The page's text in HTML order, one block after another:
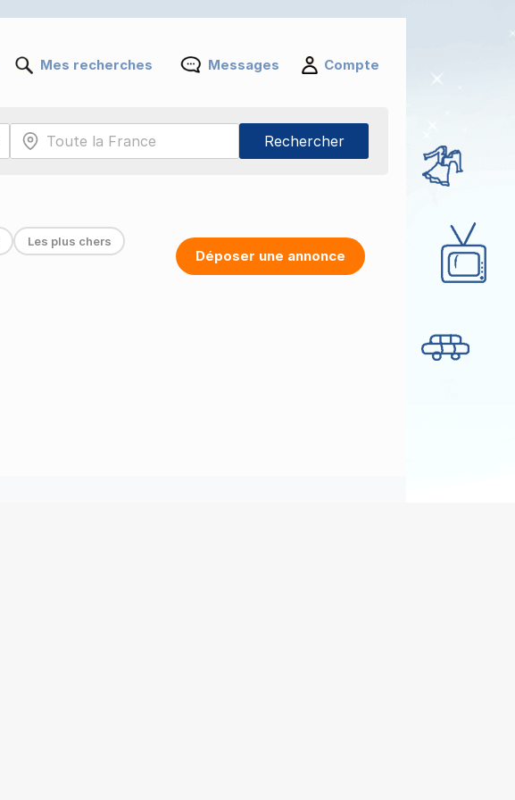
Mes recherches Messages Compte
Les plus chers
Déposer une annonce